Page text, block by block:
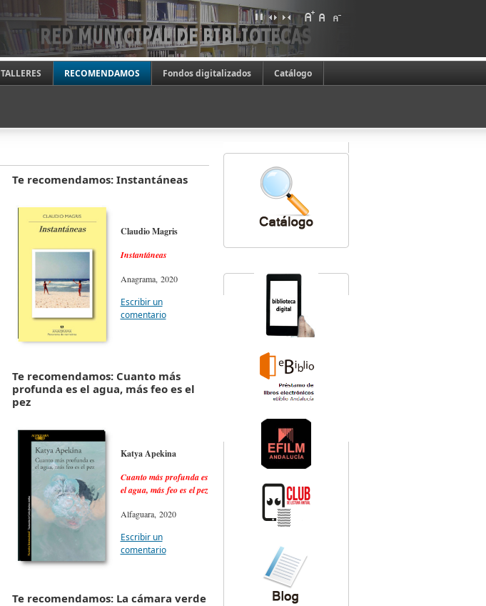
TALLERES RECOMENDAMOS Fondos digitalizados Catálogo
Te recomendamos: Instantáneas
Claudio Magris
Instantáneas
Anagrama, 2020
Escribir un
comentario
Te recomendamos: Cuanto más
profunda es el agua, más feo es el
pez
Katya Apekina
Cuanto más profunda es
el agua, más feo es el pez
Alfaguara, 2020
Escribir un
comentario
Te recomendamos: La cámara verde